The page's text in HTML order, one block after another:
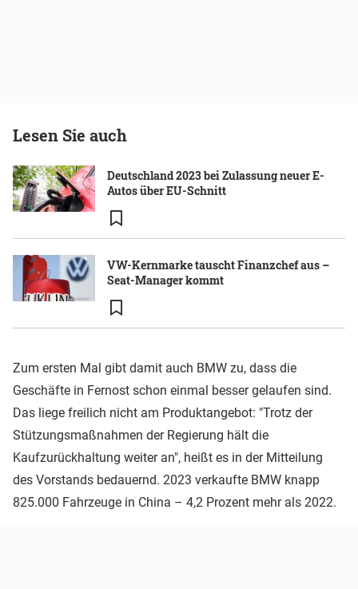
Lesen Sie auch
Deutschland 2023 bei Zulassung neuer E-
Autos über EU-Schnitt
VW-Kernmarke tauscht Finanzchef aus –
Seat-Manager kommt
Zum ersten Mal gibt damit auch BMW zu, dass die
Geschäfte in Fernost schon einmal besser gelaufen sind.
Das liege freilich nicht am Produktangebot: "Trotz der
Stützungsmaßnahmen der Regierung hält die
Kaufzurückhaltung weiter an", heißt es in der Mitteilung
des Vorstands bedauernd. 2023 verkaufte BMW knapp
825.000 Fahrzeuge in China – 4,2 Prozent mehr als 2022.